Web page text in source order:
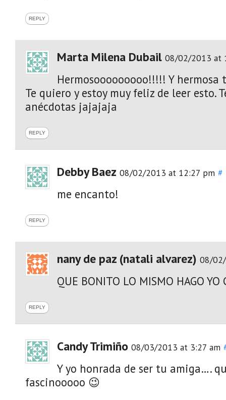
REPLY
Marta Milena Dubail 08/02/2013 at
Hermosooooooooo!!!!! Y hermosa
Te quiero y estoy muy feliz de leer esto.
anécdotas jajajaja
REPLY
Debby Baez 08/02/2013 at 12:27 pm #
me encanto!
REPLY
nany de paz (natali alvarez) 08/
QUE BONITO LO MISMO HAGO YO
REPLY
Candy Trimiño 08/03/2013 at 3:27 am
Y yo honrada de ser tu amiga….
fascinooooo 😉